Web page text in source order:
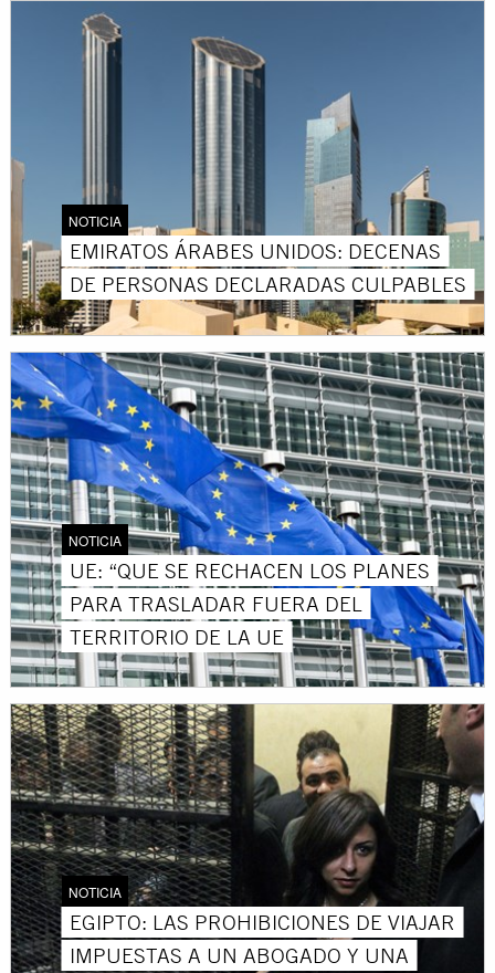
NOTICIA
EMIRATOS ÁRABES UNIDOS: DECENAS
DE PERSONAS DECLARADAS CULPABLES
NOTICIA
UE: “QUE SE RECHACEN LOS PLANES
PARA TRASLADAR FUERA DEL
TERRITORIO DE LA UE
NOTICIA
EGIPTO: LAS PROHIBICIONES DE VIAJAR
IMPUESTAS A UN ABOGADO Y UNA